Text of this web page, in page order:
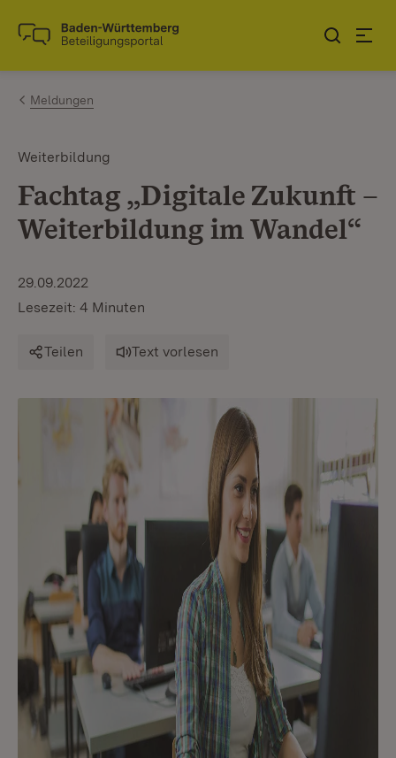
Zum Inhalt springen
Link zur Startseite
Meldungen
Weiterbildung
Fachtag „Digitale Zukunft –
Weiterbildung im Wandel“
29.09.2022
Lesezeit: 4 Minuten
Teilen Text vorlesen